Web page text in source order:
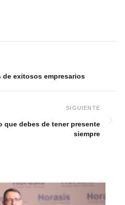
de exitosos empresarios
que debes de tener presente
siempre